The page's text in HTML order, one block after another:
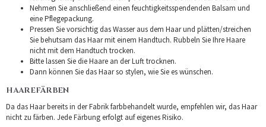
Nehmen Sie anschließend einen feuchtigkeitsspendenden Balsam und
eine Pflegepackung.
Pressen Sie vorsichtig das Wasser aus dem Haar und plätten/streichen
Sie behutsam das Haar mit einem Handtuch. Rubbeln Sie Ihre Haare
nicht mit dem Handtuch trocken.
Bitte lassen Sie die Haare an der Luft trocknen.
Dann können Sie das Haar so stylen, wie Sie es wünschen.
HAAREFÄRBEN
Da das Haar bereits in der Fabrik farbbehandelt wurde, empfehlen wir, das Haar
nicht zu färben. Jede Färbung erfolgt auf eigenes Risiko.